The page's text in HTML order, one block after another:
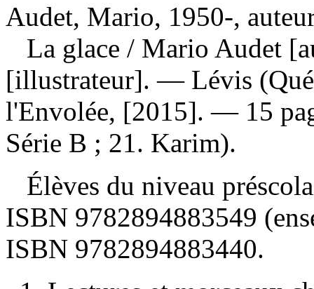
Audet, Mario, 1950-,
La glace / Mario Audet
[illustrateur]. — Lévis
l'Envolée, [2015]. — 15
Série B ; 21. Karim).
Élèves du niveau
ISBN 9782894883549
ISBN 9782894883440.